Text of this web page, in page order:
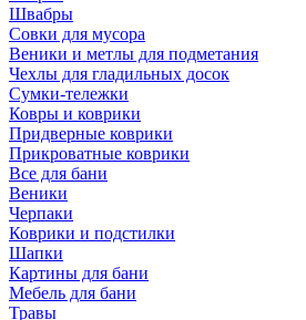
Швабры
Совки для мусора
Веники и метлы для подметания
Чехлы для гладильных досок
Сумки-тележки
Ковры и коврики
Придверные коврики
Прикроватные коврики
Все для бани
Веники
Черпаки
Коврики и подстилки
Шапки
Картины для бани
Мебель для бани
Травы